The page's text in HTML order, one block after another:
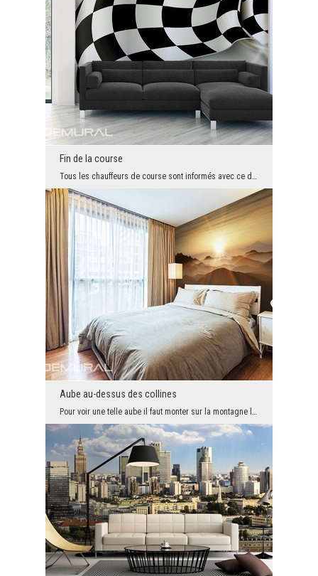
Fin de la course
Aube au-dessus des collines